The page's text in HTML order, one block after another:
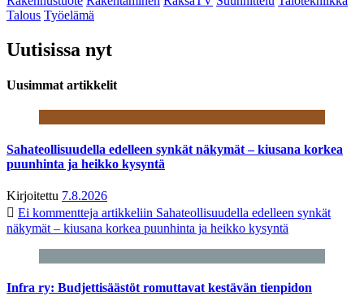
Talous Työelämä
Uutisissa nyt
Uusimmat artikkelit
Sahateollisuudella edelleen synkät näkymät – kiusana korkea
puunhinta ja heikko kysyntä
Kirjoitettu 7.8.2026
Ei kommentteja artikkeliin Sahateollisuudella edelleen synkät
näkymät – kiusana korkea puunhinta ja heikko kysyntä
Infra ry: Budjettisäästöt romuttavat kestävän tienpidon